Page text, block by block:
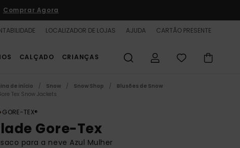
Comprar Agora
LOCALIZADOR DE LOJAS AJUDA CARTÃO PRESENTE
CALÇADO CRIANÇAS
de início Snow Snow Shop
Blusões de Snow
Tex Snow Jackets
GORE-TEX®
Gore-Tex
para a neve Azul Mulher